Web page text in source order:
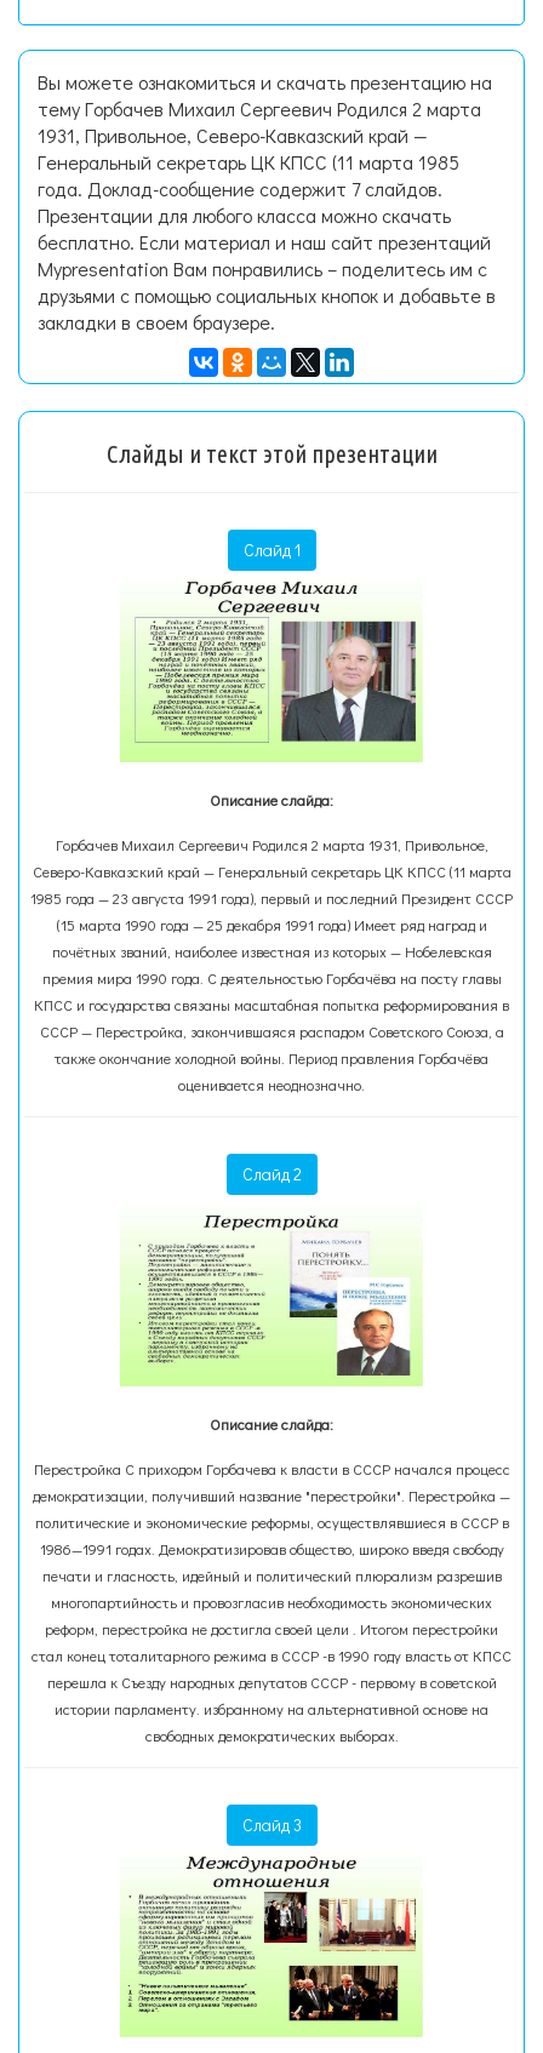
Вы можете ознакомиться и скачать презентацию на
тему Горбачев Михаил Сергеевич Родился 2 марта
1931, Привольное, Северо-Кавказский край —
Генеральный секретарь ЦК КПСС (11 марта 1985
года. Доклад-сообщение содержит 7 слайдов.
Презентации для любого класса можно скачать
бесплатно. Если материал и наш сайт презентаций
Mypresentation Вам понравились – поделитесь им с
друзьями с помощью социальных кнопок и добавьте в
закладки в своем браузере.
Слайды и текст этой презентации
Слайд 1
Описание слайда:
Горбачев Михаил Сергеевич Родился 2 марта 1931, Привольное,
Северо-Кавказский край — Генеральный секретарь ЦК КПСС (11 марта
1985 года — 23 августа 1991 года), первый и последний Президент СССР
(15 марта 1990 года — 25 декабря 1991 года) Имеет ряд наград и
почётных званий, наиболее известная из которых — Нобелевская
премия мира 1990 года. С деятельностью Горбачёва на посту главы
КПСС и государства связаны масштабная попытка реформирования в
СССР — Перестройка, закончившаяся распадом Советского Союза, а
также окончание холодной войны. Период правления Горбачёва
оценивается неоднозначно.
Слайд 2
Описание слайда:
Перестройка С приходом Горбачева к власти в СССР начался процесс
демократизации, получивший название "перестройки". Перестройка —
политические и экономические реформы, осуществлявшиеся в СССР в
1986—1991 годах. Демократизировав общество, широко введя свободу
печати и гласность, идейный и политический плюрализм разрешив
многопартийность и провозгласив необходимость экономических
реформ, перестройка не достигла своей цели . Итогом перестройки
стал конец тоталитарного режима в СССР -в 1990 году власть от КПСС
перешла к Съезду народных депутатов СССР - первому в советской
истории парламенту. избранному на альтернативной основе на
свободных демократических выборах.
Слайд 3